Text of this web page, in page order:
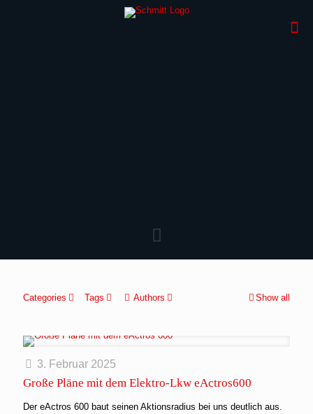
Categories Tags Authors Show all
3. Februar 2025
Große Pläne mit dem Elektro-Lkw eActros600
Der eActros 600 baut seinen Aktionsradius bei uns deutlich aus.